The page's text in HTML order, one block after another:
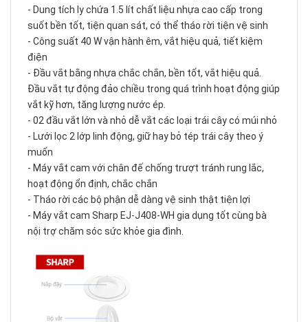
- Dung tích ly chứa 1.5 lít chất liệu nhựa cao cấp trong
suốt bền tốt, tiện quan sát, có thể tháo rời tiện vệ sinh
- Công suất 40 W vận hành êm, vắt hiệu quả, tiết kiệm
điện
- Đầu vắt bằng nhựa chắc chắn, bền tốt, vắt hiệu quả.
Đầu vắt tự động đảo chiều trong quá trình hoạt động giúp
vắt kỹ hơn, tăng lượng nước ép.
- 02 đầu vắt lớn và nhỏ dễ vắt các loại trái cây có múi nhỏ
- Lưới lọc 2 lớp linh động, giữ hay bỏ tép trái cây theo ý
muốn
- Máy vắt cam với chân đế chống trượt tránh rung lắc,
hoạt động ổn định, chắc chắn
- Tháo rời các bộ phận dễ dàng vệ sinh thật tiện lợi
- Máy vắt cam Sharp EJ-J408-WH gia dụng tốt cùng bà
nội trợ chăm sóc sức khỏe gia đình.